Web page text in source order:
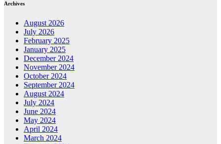
Archives
August 2026
July 2026
February 2025
January 2025
December 2024
November 2024
October 2024
September 2024
August 2024
July 2024
June 2024
May 2024
April 2024
March 2024